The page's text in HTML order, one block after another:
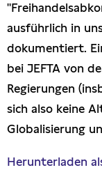
Hamburg
Presse
ausführlich in
dokumentiert.
bei JEFTA von
Regierungen
sich also keine
Globalisierung
Herunterladen